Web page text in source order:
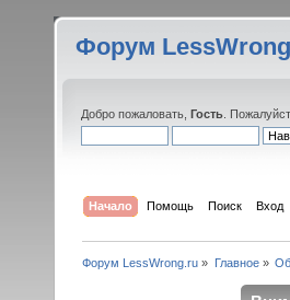
Форум
Добро пожаловать, Гость .
Начало Помощь Поиск Вход
Форум LessWrong.ru » Главное»